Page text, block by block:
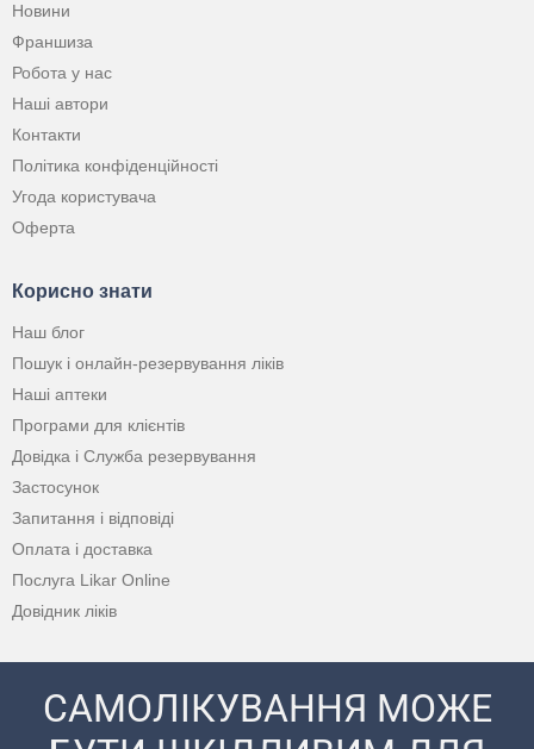
Новини
Франшиза
Робота у нас
Наші автори
Контакти
Політика конфіденційності
Угода користувача
Оферта
Корисно знати
Наш блог
Пошук і онлайн-резервування ліків
Наші аптеки
Програми для клієнтів
Довідка і Служба резервування
Застосунок
Запитання і відповіді
Оплата і доставка
Послуга Likar Online
Довідник ліків
САМОЛІКУВАННЯ МОЖЕ